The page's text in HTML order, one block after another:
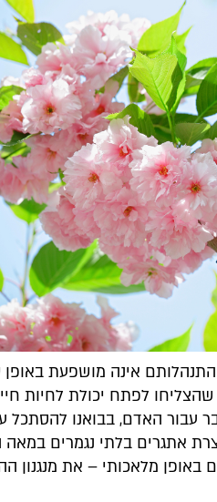
אינה מושפעת באופן
לפתח יכולת לחיות
עבור האדם, בבואנו להסתכל
באופן מלאכותי – את מנגנון